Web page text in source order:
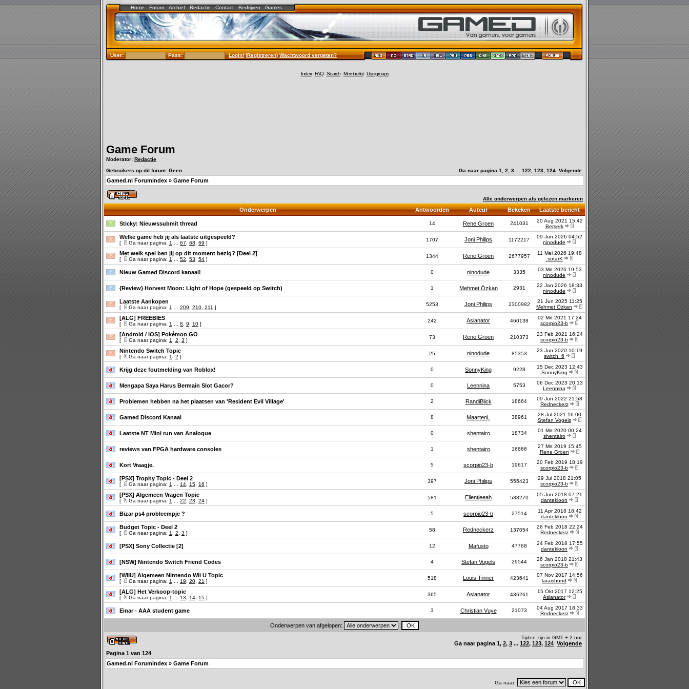
Home Forum Archief Redactie Contact Bedrijven Games
User: Pass: Login!(Registreren)Wachtwoord vergeten?
Index-FAQ-Search-Memberlist-Usergroups
Game Forum
Moderator: Redactie
Gebruikers op dit forum: Geen
Ga naar pagina 1 2 3 122 123 124 Volgende
Gamed.nl Forumindex » Game Forum
Alle onderwerpen als gelezen markeren
Onderwerpen Antwoorden Auteur Bekeken Laatste bericht
Sticky: Nieuwssubmit thread 14 Rene Groen 241031
20 Aug 2021 15:42
Berserk
Welke game heb jij als laatste uitgespeeld?
[ Ga naar pagina: 1 67 68 69 ]
1707 Joni Philips 1172217
09 Jun 2026 04:52
ninodude
Met welk spel ben jij op dit moment bezig? [Deel 2]
[ Ga naar pagina: 1 52 53 54 ]
1344 Rene Groen 2677957
11 Mei 2026 19:48
.sotarK
Nieuw Gamed Discord kanaal! 0 ninodude 3335
03 Mrt 2026 19:53
ninodude
{Review} Horvest Moon: Light of Hope (gespeeld op Switch) 1 Mehmet Özkan 2931
22 Jan 2026 18:33
ninodude
Laatste Aankopen
[ Ga naar pagina: 1 209 210 211 ]
5253 Joni Philips 2300982
21 Jun 2025 11:25
Mehmet Özkan
[ALG] FREEBIES
[ Ga naar pagina: 1 8 9 10 ]
242 Asianator 460138
02 Mrt 2021 17:24
scorpio23-b
[Android / iOS] Pokémon GO
[ Ga naar pagina: 1 2 3 ]
73 Rene Groen 210373
23 Feb 2021 16:24
scorpio23-b
Nintendo Switch Topic
[ Ga naar pagina: 1 2 ]
25 ninodude 85353
23 Jun 2020 10:19
switch_6
Krijg deze foutmelding van Roblox! 0 SonnyKing 9228
15 Dec 2023 12:43
SonnyKing
Mengapa Saya Harus Bermain Slot Gacor? 0 Leennina 5753
06 Dec 2023 20:13
Leennina
Problemen hebben na het plaatsen van 'Resident Evil Village' 2 RandiBlick 18664
09 Jun 2022 21:58
Redneckerz
Gamed Discord Kanaal 8 MaartenL 38961
28 Jul 2021 16:00
Stefan Vogels
Laatste NT Mini run van Analogue 0 shentairo 18734
01 Mrt 2020 00:24
shentairo
reviews van FPGA hardware consoles 1 shentairo 16866
27 Mrt 2019 15:45
Rene Groen
Kort Vraagje. 5 scorpio23-b 19617
20 Feb 2019 18:19
scorpio23-b
[PSX] Trophy Topic - Deel 2
[ Ga naar pagina: 1 14 15 16 ]
397 Joni Philips 555423
29 Jul 2018 21:05
scorpio23-b
[PSX] Algemeen Vragen Topic
[ Ga naar pagina: 1 22 23 24 ]
581 Ellentjeeah 538270
05 Jun 2018 07:21
dantekloon
Bizar ps4 probleempje ? 5 scorpio23-b 27514
11 Apr 2018 18:42
dantekloon
Budget Topic - Deel 2
[ Ga naar pagina: 1 2 3 ]
58 Redneckerz 137054
26 Feb 2018 22:24
Redneckerz
[PSX] Sony Collectie [2] 12 Mafusto 47768
24 Feb 2018 17:55
dantekloon
[NSW] Nintendo Switch Friend Codes 4 Stefan Vogels 29544
26 Jan 2018 21:43
scorpio23-b
[WIIU] Algemeen Nintendo Wii U Topic
[ Ga naar pagina: 1 19 20 21 ]
518 Louis Tinner 423641
07 Nov 2017 14:56
laraishond
[ALG] Het Verkoop-topic
[ Ga naar pagina: 1 13 14 15 ]
365 Asianator 436261
15 Okt 2017 12:25
Asianator
Einar - AAA student game 3 Christian Vuye 21073
04 Aug 2017 18:33
Redneckerz
Onderwerpen van afgelopen:
Tijden zijn in GMT + 2 uur
Ga naar pagina 1, 2, 3 ... 122, 123, 124 Volgende
Pagina 1 van 124
Gamed.nl Forumindex » Game Forum
Ga naar: